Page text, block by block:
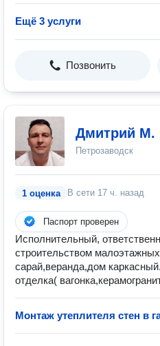
Ещё 3 услуги
Позвонить
Дмитрий М.
Петрозаводск
1 оценка В сети 17 ч. назад
Паспорт проверен
Исполнительный,
строительством
сарай,веранда,дом
отделка(
Монтаж утеплителя стен в